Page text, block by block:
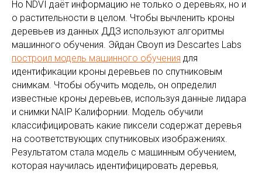
Но NDVI даёт информацию не только о деревьях, но и
о растительности в целом. Чтобы вычленить кроны
деревьев из данных ДДЗ используют алгоритмы
машинного обучения. Эйдан Своуп из Descartes Labs
построил модель машинного обучения для
идентификации кроны деревьев по спутниковым
снимкам. Чтобы обучить модель, он определил
известные кроны деревьев, используя данные лидара
и снимки NAIP Калифорнии. Модель обучили
классифицировать какие пиксели содержат деревья
на соответствующих спутниковых изображениях.
Результатом стала модель с машинным обучением,
которая научилась идентифицировать деревья,